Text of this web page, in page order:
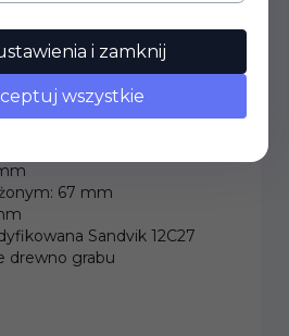
właściwości tnące. Nóż nie
blokady Virobloc.
67 mm
Sandvik 12C27
drewno grabu
i zamknij
wszystkie